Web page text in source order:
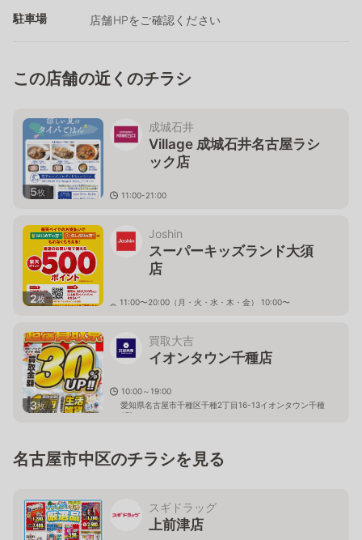
駐車場 店舗HPをご確認ください
この店舗の近くのチラシ
5枚
成城石井
Village 成城石井名古屋ラシ
ック店
11:00-21:00
2枚
Joshin
スーパーキッズランド大須
店
11:00〜20:00（月・火・水・木・金） 10:00〜
3枚
買取大吉
イオンタウン千種店
10:00～19:00
愛知県名古屋市千種区千種2丁目16-13イオンタウン千種
2階
名古屋市中区のチラシを見る
スギドラッグ
上前津店